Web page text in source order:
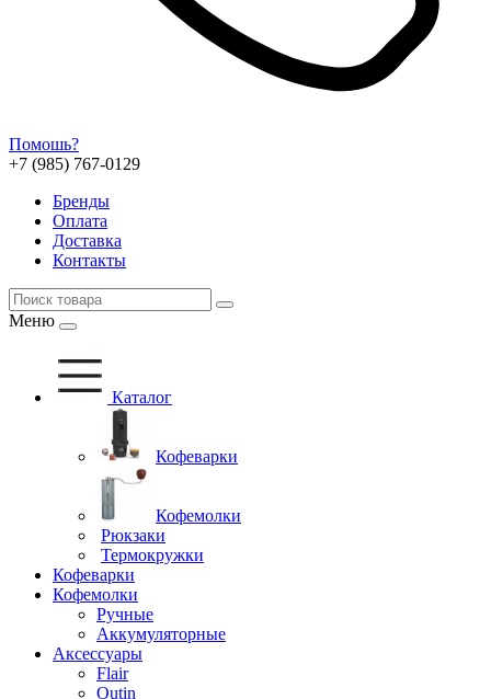
Помошь?
+7 (985) 767-0129
Бренды
Оплата
Доставка
Контакты
Меню
Каталог
Кофеварки
Кофемолки
Рюкзаки
Термокружки
Кофеварки
Кофемолки
Ручные
Аккумуляторные
Аксессуары
Flair
Outin